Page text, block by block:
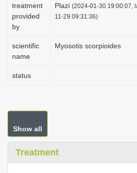
o
treatment
provided
by
Plazi (2024-01-30 19:00:07,
11-29 09:31:36)
scientific
name
Myosotis scorpioides
status
Show all
Treatment